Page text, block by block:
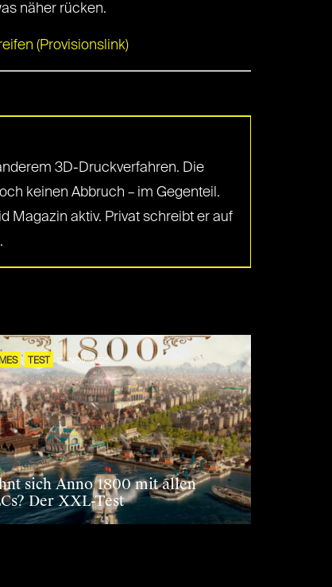
näher rücken.
(Provisionslink)
3D-Druckverfahren. Die
keinen Abbruch – im Gegenteil.
Magazin aktiv. Privat schreibt er auf
TEST 12. NOV. 2025
sich Anno 1800 mit allen
Der XXL-Test